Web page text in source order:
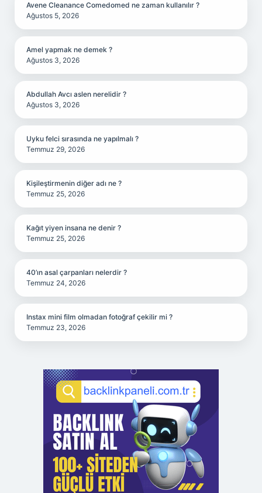
Avene Cleanance Comedomed ne zaman kullanılır ?
Ağustos 5, 2026
Amel yapmak ne demek ?
Ağustos 3, 2026
Abdullah Avcı aslen nerelidir ?
Ağustos 3, 2026
Uyku felci sırasında ne yapılmalı ?
Temmuz 29, 2026
Kişileştirmenin diğer adı ne ?
Temmuz 25, 2026
Kağıt yiyen insana ne denir ?
Temmuz 25, 2026
40’ın asal çarpanları nelerdir ?
Temmuz 24, 2026
Instax mini film olmadan fotoğraf çekilir mi ?
Temmuz 23, 2026